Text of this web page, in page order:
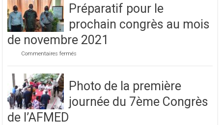
Préparatif pour le
prochain congrès au mois
de novembre 2021
Commentaires fermés
prochain
congrès
au
mois
Photo de la première
journée du 7ème Congrès
de l’AFMED